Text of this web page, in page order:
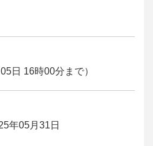
日 16時00分まで）
年05月31日